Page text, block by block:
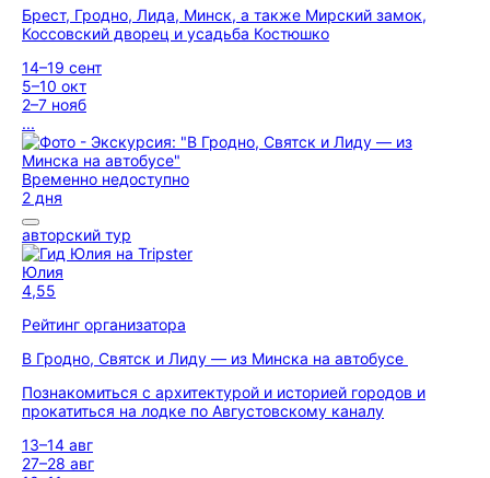
Брест, Гродно, Лида, Минск, а также Мирский замок,
Коссовский дворец и усадьба Костюшко
14–19 сент
5–10 окт
2–7 нояб
...
Временно недоступно
2 дня
авторский тур
Юлия
4,55
Рейтинг организатора
В Гродно, Святск и Лиду — из Минска на автобусе
Познакомиться с архитектурой и историей городов и
прокатиться на лодке по Августовскому каналу
13–14 авг
27–28 авг